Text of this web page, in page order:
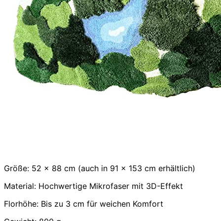
Größe: 52 x 88 cm (auch in 91 x 153 cm erhältlich)
Material: Hochwertige Mikrofaser mit 3D-Effekt
Florhöhe: Bis zu 3 cm für weichen Komfort